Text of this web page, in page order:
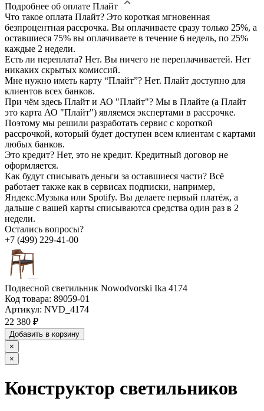
Подробнее об оплате Плайт
Что такое оплата Плайт? Это короткая мгновенная
безпроцентная рассрочка. Вы оплачиваете сразу только 25%, а
оставшиеся 75% вы оплачиваете в течение 6 недель, по 25%
каждые 2 недели.
Есть ли переплата? Нет. Вы ничего не переплачиваетей. Нет
никаких скрытых комиссий.
Мне нужно иметь карту “Плайт”? Нет. Плайт доступно для
клиентов всех банков.
При чём здесь Плайт и АО "Плайт"? Мы в Плайте (а Плайт
это карта АО "Плайт") являемся экспертами в рассрочке.
Поэтому мы решили разработать сервис с короткой
рассрочкой, который будет доступен всем клиентам с картами
любых банков.
Это кредит? Нет, это не кредит. Кредитный договор не
оформляется.
Как будут списывать деньги за оставшиеся части? Всё
работает также как в сервисах подписки, например,
Яндекс.Музыка или Spotify. Вы делаете первый платёж, а
дальше с вашей карты списываются средства один раз в 2
недели.
Остались вопросы?
+7 (499) 229-41-00
Подвесной светильник Nowodvorski Ika 4174
Код товара: 89059-01
Артикул: NVD_4174
22 380 ₽
Добавить в корзину
×
×
Конструктор светильников